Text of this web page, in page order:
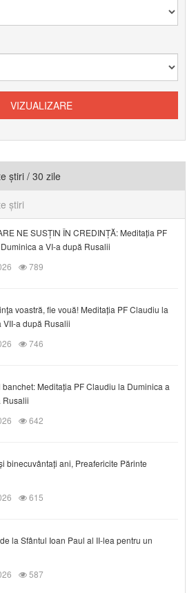
știri / 30 zile
știri
NE SUSȚIN ÎN CREDINȚĂ: Meditația PF
a VI-a după Rusalii
789
voastră, fie vouă! Meditația PF Claudiu la
VII-a după Rusalii
746
Meditația PF Claudiu la Duminica a
Rusalii
642
binecuvântați ani, Preafericite Părinte
615
la Sfântul Ioan Paul al II-lea pentru un
587